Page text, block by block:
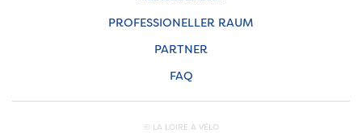
PROFESSIONELLER RAUM
PARTNER
FAQ
© LA LOIRE À VÉLO